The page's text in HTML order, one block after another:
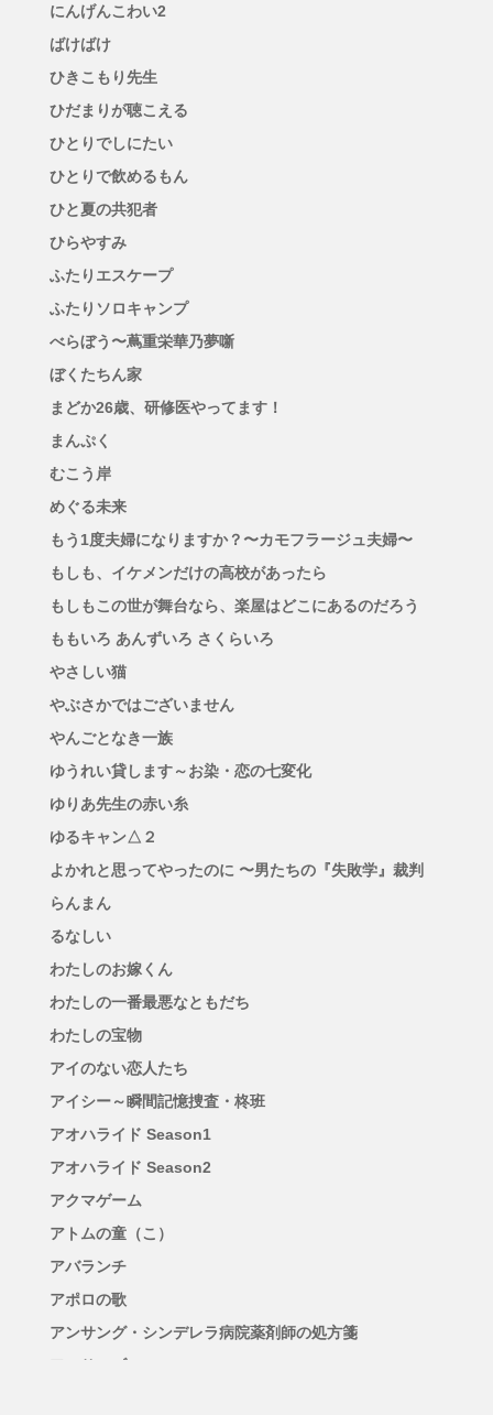
にんげんこわい2
ばけばけ
ひきこもり先生
ひだまりが聴こえる
ひとりでしにたい
ひとりで飲めるもん
ひと夏の共犯者
ひらやすみ
ふたりエスケープ
ふたりソロキャンプ
べらぼう〜蔦重栄華乃夢噺
ぼくたちん家
まどか26歳、研修医やってます！
まんぷく
むこう岸
めぐる未来
もう1度夫婦になりますか？〜カモフラージュ夫婦〜
もしも、イケメンだけの高校があったら
もしもこの世が舞台なら、楽屋はどこにあるのだろう
ももいろ あんずいろ さくらいろ
やさしい猫
やぶさかではございません
やんごとなき一族
ゆうれい貸します～お染・恋の七変化
ゆりあ先生の赤い糸
ゆるキャン△２
よかれと思ってやったのに 〜男たちの『失敗学』裁判
らんまん
るなしい
わたしのお嫁くん
わたしの一番最悪なともだち
わたしの宝物
アイのない恋人たち
アイシー～瞬間記憶捜査・柊班
アオハライド Season1
アオハライド Season2
アクマゲーム
アトムの童（こ）
アバランチ
アポロの歌
アンサング・シンデレラ病院薬剤師の処方箋
アンサンブル